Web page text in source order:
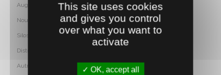
Auges
Nourrisseurs
Silos et vis
Distributeurs mobiles
Autres
This site uses cookies
and gives you control
over what you want to
activate
OK, accept all